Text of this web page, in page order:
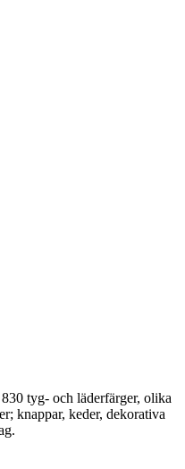
tyg- och läderfärger, olika
knappar, keder, dekorativa